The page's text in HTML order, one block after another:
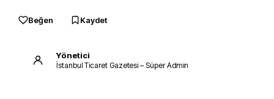
Beğen Kaydet
Yönetici
İstanbul Ticaret Gazetesi – Süper Admin